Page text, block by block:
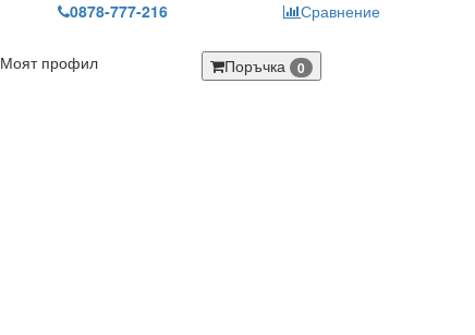
0878-777-216 Сравнение
Моят профил Поръчка 0